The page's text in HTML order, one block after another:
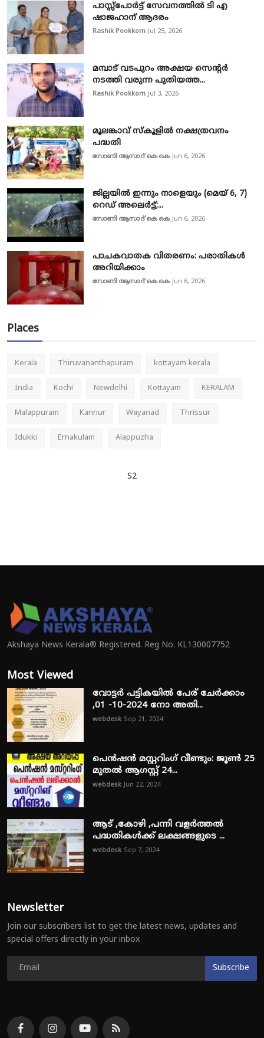
പാസ്സ്‌പോർട്ട് സേവനത്തിൽ ടി എ
ഷാജഹാന് ആദരം
Rashik Pookkom Jul 25, 2026
മമ്പാട് വടപുറം അക്ഷയ സെന്റർ
നടത്തി വരുന്ന പുതിയത്ത...
Rashik Pookkom Jul 3, 2026
മൂലങ്കാവ് സ്കൂളിൽ നക്ഷത്രവനം
പദ്ധതി
സോണി ആസാദ് കെ കെ Jun 6, 2026
ജില്ലയിൽ ഇന്നും നാളെയും (മെയ് 6, 7)
റെഡ് അലെർട്ട്;...
സോണി ആസാദ് കെ കെ Jun 6, 2026
പാചകവാതക വിതരണം: പരാതികൾ
അറിയിക്കാം
സോണി ആസാദ് കെ കെ Jun 6, 2026
Places
Kerala Thiruvananthapuram kottayam kerala
India Kochi Newdelhi Kottayam KERALAM
Malappuram Kannur Wayanad Thrissur
Idukki Ernakulam Alappuzha
S2
Akshaya News Kerala® Registered. Reg No. KL130007752
Most Viewed
വോട്ടർ പട്ടികയിൽ പേര് ചേർക്കാം
,01 -10-2024 നോ അതി...
webdesk Sep 21, 2024
പെൻഷൻ മസ്റ്ററിംഗ് വീണ്ടും: ജൂൺ 25
മുതൽ ആഗസ്റ്റ് 24...
webdesk Jun 22, 2024
ആട് ,കോഴി ,പന്നി വളർത്തൽ
പദ്ധതികൾക്ക് ലക്ഷങ്ങളുടെ ...
webdesk Sep 7, 2024
Newsletter
Join our subscribers list to get the latest news, updates and
special offers directly in your inbox
Subscribe